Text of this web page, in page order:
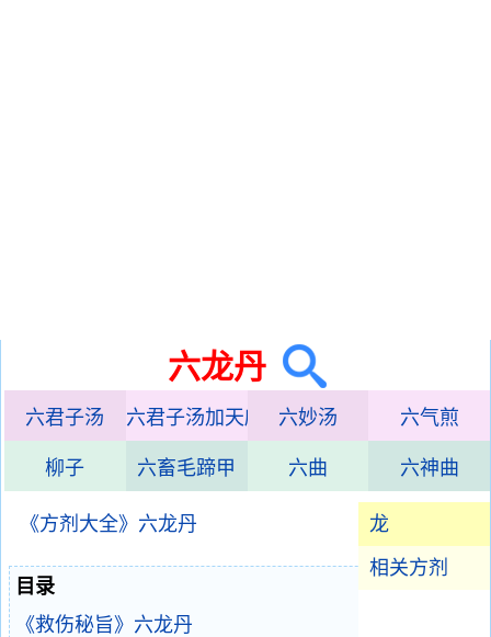
六龙丹
六君子汤 六君子汤加天麻方六妙汤 六气煎
柳子 六畜毛蹄甲 六曲 六神曲
龙
相关方剂
《方剂大全》六龙丹
目录
《救伤秘旨》六龙丹